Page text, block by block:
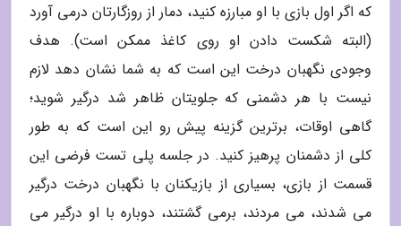
که اگر اول بازی با او مبارزه کنید، دمار از روزگارتان درمی آورد
(البته شکست دادن او روی کاغذ ممکن است). هدف
وجودی نگهبان درخت این است که به شما نشان دهد لازم
نیست با هر دشمنی که جلویتان ظاهر شد درگیر شوید؛
گاهی اوقات، برترین گزینه پیش رو این است که به طور
کلی از دشمنان پرهیز کنید. در جلسه پلی تست فرضی این
قسمت از بازی، بسیاری از بازیکنان با نگهبان درخت درگیر
می شدند، می مردند، برمی گشتند، دوباره با او درگیر می